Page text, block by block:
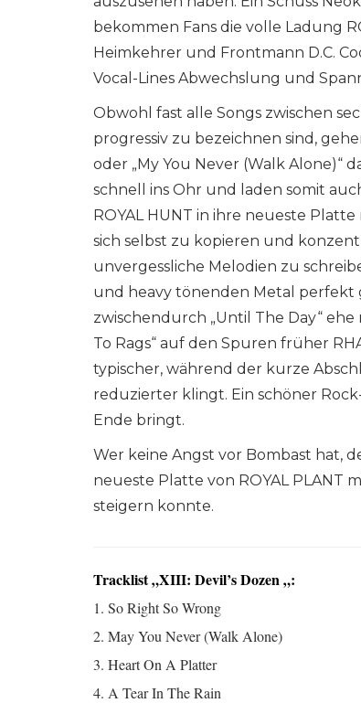
bekommen Fans die volle Ladung
Heimkehrer und Frontmann D.C.
Vocal-Lines Abwechslung und
Obwohl fast alle Songs zwischen
progressiv zu bezeichnen sind,
oder „My You Never (Walk Alone)“
schnell ins Ohr und laden somit
ROYAL HUNT in ihre neueste
sich selbst zu kopieren und
unvergessliche Melodien zu
und heavy tönenden Metal perfekt
zwischendurch „Until The Day“
To Rags“ auf den Spuren früher
typischer, während der kurze
reduzierter klingt. Ein schöner
Ende bringt.
Wer keine Angst vor Bombast hat,
neueste Platte von ROYAL PLANT
steigern konnte.
Tracklist „XIII: Devil’s Dozen „:
1. So Right So Wrong
2. May You Never (Walk Alone)
3. Heart On A Platter
4. A Tear In The Rain